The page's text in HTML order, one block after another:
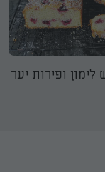
לימון ופירות יער